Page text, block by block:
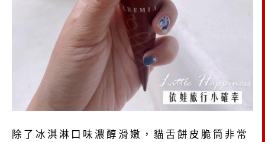
除了冰淇淋口味濃醇滑嫩，貓舌餅皮脆筒非常